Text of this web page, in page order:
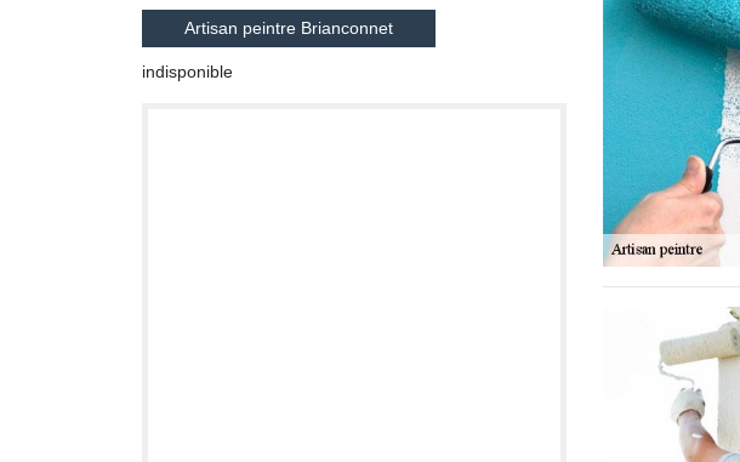
Artisan peintre Brianconnet
indisponible